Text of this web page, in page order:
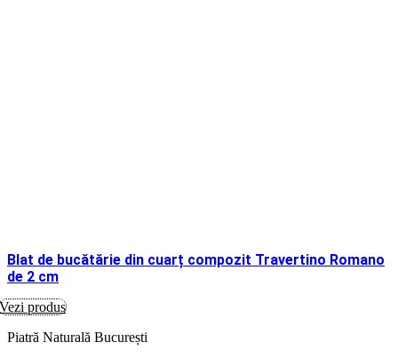
Blat de bucătărie din cuarț compozit Travertino Romano
de 2 cm
Vezi produs
Piatră Naturală București